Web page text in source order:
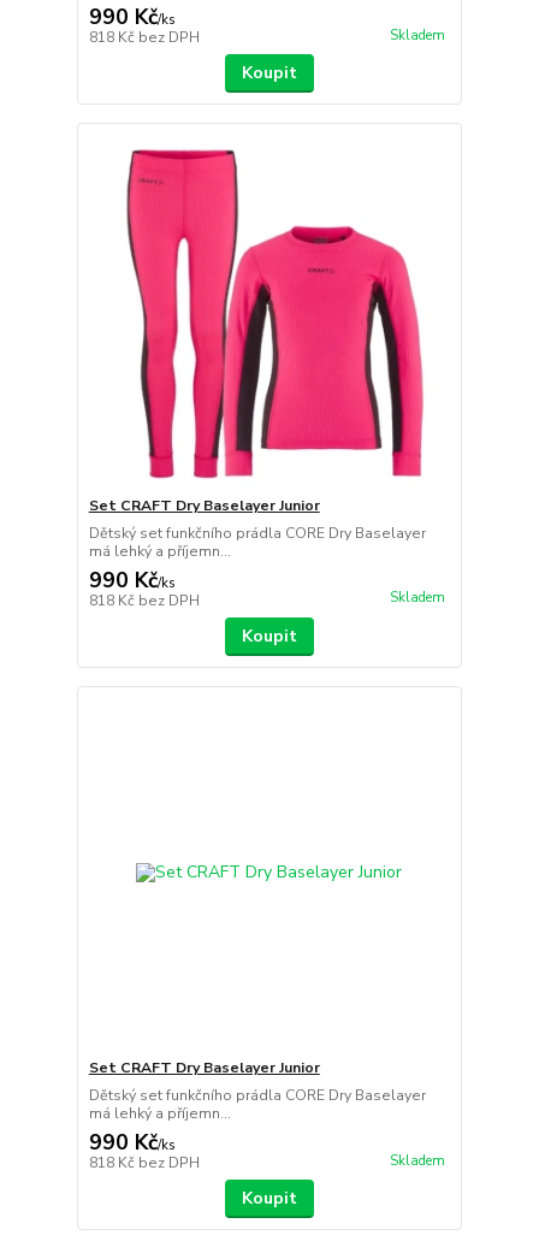
990 Kč/ks
818 Kč bez DPH Skladem
Koupit
Set CRAFT Dry Baselayer Junior
Dětský set funkčního prádla CORE Dry Baselayer
má lehký a příjemn...
990 Kč/ks
818 Kč bez DPH Skladem
Koupit
Set CRAFT Dry Baselayer Junior
Dětský set funkčního prádla CORE Dry Baselayer
má lehký a příjemn...
990 Kč/ks
818 Kč bez DPH Skladem
Koupit